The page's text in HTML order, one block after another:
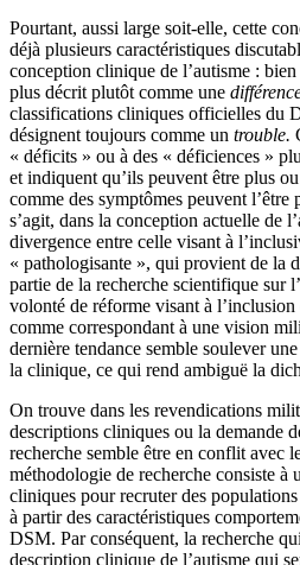
Pourtant, aussi large soit-elle, cette
déjà plusieurs caractéristiques
conception clinique de l’autisme :
plus décrit plutôt comme une
classifications cliniques officielles du
désignent toujours comme un trouble.
« déficits » ou à des « déficiences »
et indiquent qu’ils peuvent être plus
comme des symptômes peuvent
s’agit, dans la conception actuelle de
divergence entre celle visant à
« pathologisante », qui provient de la
partie de la recherche scientifique sur
volonté de réforme visant à
comme correspondant à une vision
dernière tendance semble soulever
la clinique, ce qui rend ambiguë la
On trouve dans les revendications
descriptions cliniques ou la demande
recherche semble être en conflit avec
méthodologie de recherche consiste à
cliniques pour recruter des
à partir des caractéristiques
DSM. Par conséquent, la recherche
description clinique de l’autisme qui